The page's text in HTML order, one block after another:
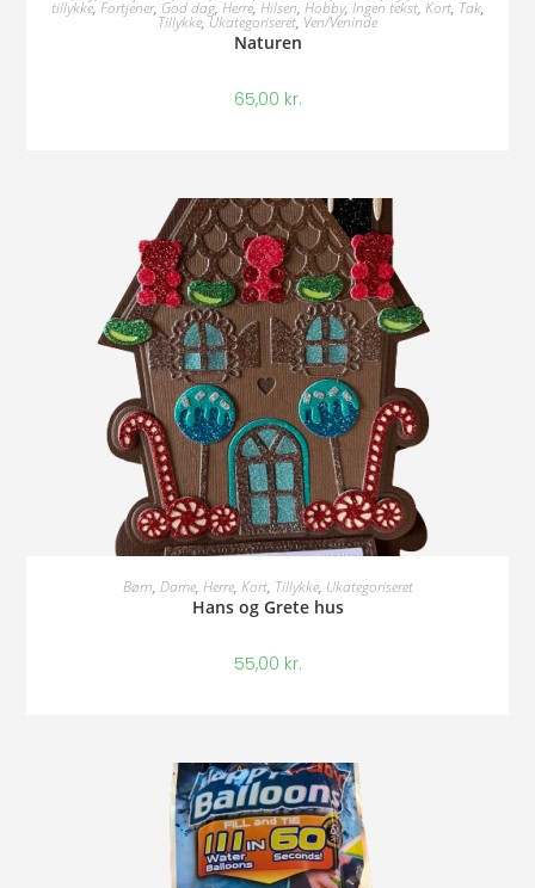
tillykke, Fortjener, God dag, Herre, Hilsen, Hobby, Ingen tekst, Kort, Tak,
Tillykke,Ukategoriseret, Ven/Veninde
Naturen
65,00 kr.
Børn, Dame, Herre, Kort, Tillykke, Ukategoriseret
Hans og Grete hus
55,00 kr.